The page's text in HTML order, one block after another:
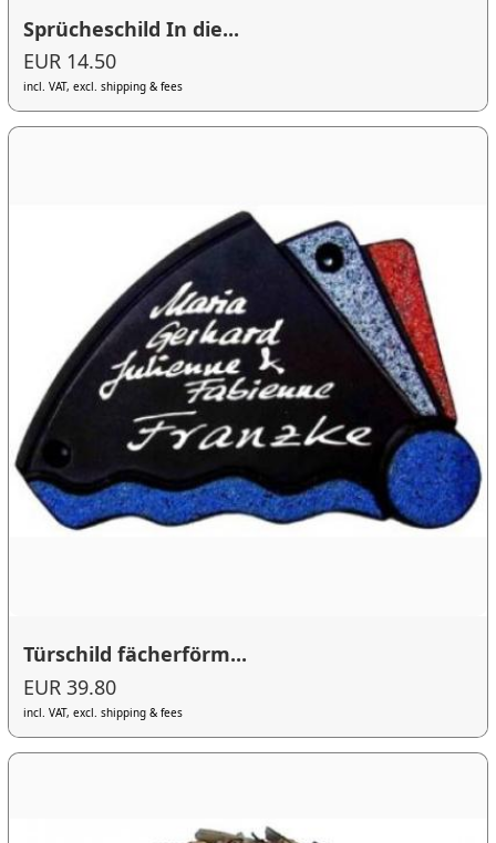
Sprücheschild In die...
EUR 14.50
incl. VAT, excl. shipping & fees
Türschild fächerförm...
EUR 39.80
incl. VAT, excl. shipping & fees